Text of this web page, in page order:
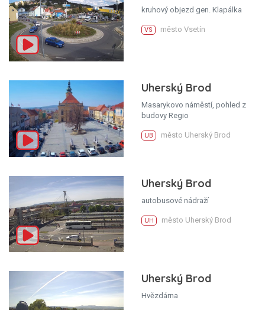
kruhový objezd gen. Klapálka
VS město Vsetín
Uherský Brod
Masarykovo náměstí, pohled z
budovy Regio
UB město Uherský Brod
Uherský Brod
autobusové nádraží
UH město Uherský Brod
Uherský Brod
Hvězdárna